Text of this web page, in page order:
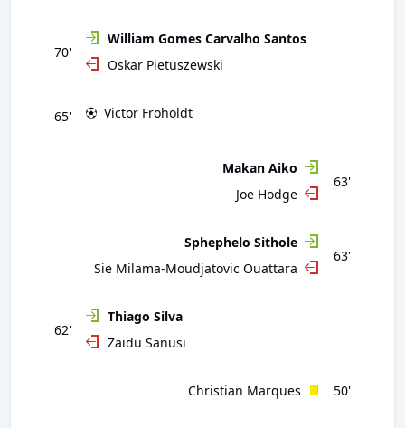
70'
William Gomes Carvalho Santos
Oskar Pietuszewski
65' Victor Froholdt
63'
Makan Aiko
Joe Hodge
63'
Sphephelo Sithole
Sie Milama-Moudjatovic Ouattara
62'
Thiago Silva
Zaidu Sanusi
50'
Christian Marques